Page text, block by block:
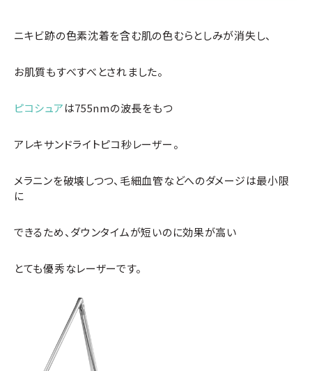
ニキビ跡の色素沈着を含む肌の色むらとしみが消失し、
お肌質もすべすべとされました。
ピコシュアは755nmの波長をもつ
アレキサンドライトピコ秒レーザー。
メラニンを破壊しつつ、毛細血管などへのダメージは最小限
に
できるため、ダウンタイムが短いのに効果が高い
とても優秀なレーザーです。